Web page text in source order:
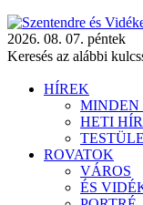
2026. 08. 07. péntek
Keresés az alábbi
HÍREK
MINDEN
HETI
ROVATOK
VÁROS
ÉS